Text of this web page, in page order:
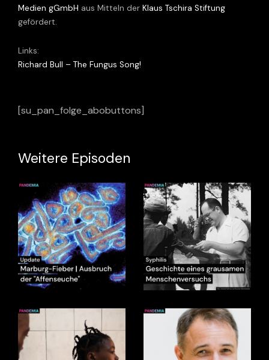
Medien gGmbH aus Mitteln der Klaus Tschira Stiftung
gefördert.
Links:
Richard Bull – The Fungus Song!
[su_pan_folge_abobuttons]
Weitere Episoden